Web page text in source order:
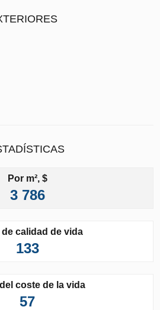
Por m², $
3 786
de calidad de vida
133
coste de la vida
57